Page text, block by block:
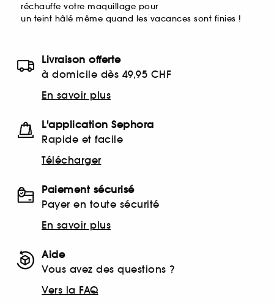
réchauffe votre maquillage pour
un teint hâlé même quand les vacances sont finies !
Livraison offerte
à domicile dès 49,95 CHF
En savoir plus
L'application Sephora
Rapide et facile
Télécharger
Paiement sécurisé
Payer en toute sécurité
En savoir plus
Aide
Vous avez des questions ?
Vers la FAQ